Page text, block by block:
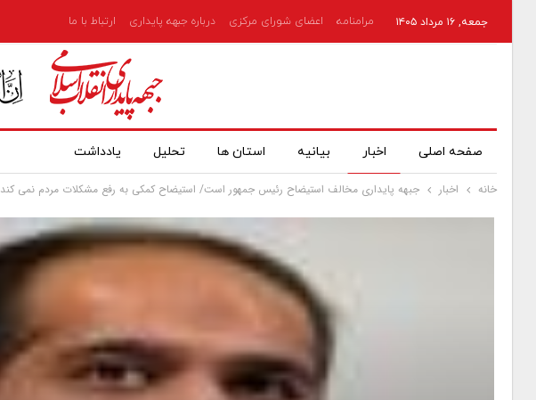
جمعه, ۱۶ مرداد ۱۴۰۵ مرامنامه اعضای شورای مرکزی درباره جبهه پایداری ارتباط با ما
صفحه اصلی اخبار بیانیه استان ها تحلیل یادداشت
خانه اخبار جبهه پایداری مخالف استیضاح رئیس جمهور است/ استیضاح کمکی به رفع مشکلات مردم نمی کند